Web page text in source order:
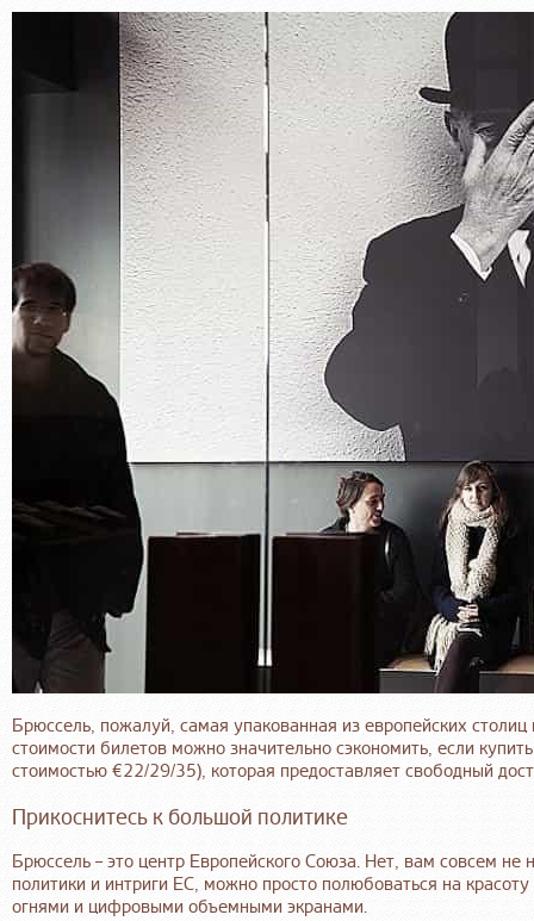
Брюссель, пожалуй, самая упакованная из европейских
стоимости билетов можно значительно сэкономить, если
стоимостью €22/29/35), которая предоставляет свободный
Прикоснитесь к большой политике
Брюссель – это центр Европейского Союза. Нет, вам совсем не
политики и интриги ЕС, можно просто полюбоваться на
огнями и цифровыми объемными экранами.